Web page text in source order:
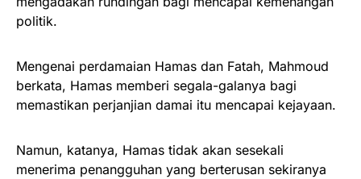
politik.
Mengenai perdamaian Hamas dan Fatah, Mahmoud
berkata, Hamas memberi segala-galanya bagi
memastikan perjanjian damai itu mencapai kejayaan.
Namun, katanya, Hamas tidak akan sesekali
menerima penangguhan yang berterusan sekiranya